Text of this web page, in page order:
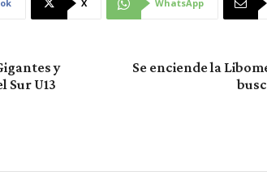
X WhatsApp
y
Sur U13
Se enciende la